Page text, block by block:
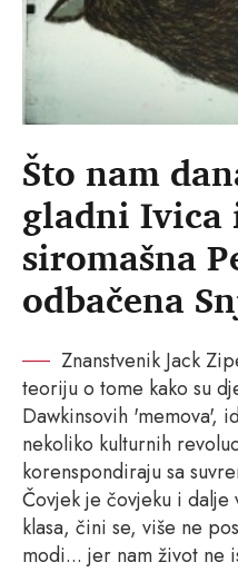
Što nam
gladni Ivica
siromašna
odbačena
Znanstvenik Jack
teoriju o tome kako su
Dawkinsovih 'memova',
nekoliko kulturnih
korenspondiraju sa
Čovjek je čovjeku i dalje
klasa, čini se, više ne
modi... jer nam život ne